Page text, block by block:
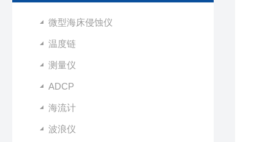
微型海床侵蚀仪
温度链
测量仪
ADCP
海流计
波浪仪